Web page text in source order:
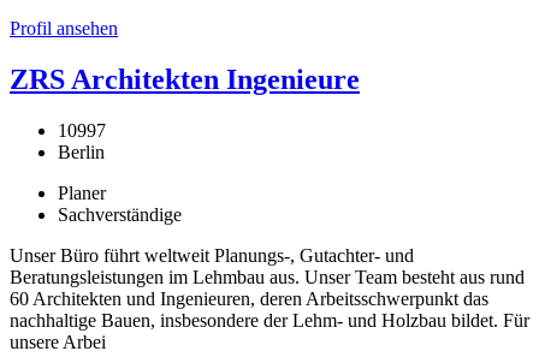
Profil ansehen
ZRS Architekten Ingenieure
10997
Berlin
Planer
Sachverständige
Unser Büro führt weltweit Planungs-, Gutachter- und
Beratungsleistungen im Lehmbau aus. Unser Team besteht aus rund
60 Architekten und Ingenieuren, deren Arbeitsschwerpunkt das
nachhaltige Bauen, insbesondere der Lehm- und Holzbau bildet. Für
unsere Arbei